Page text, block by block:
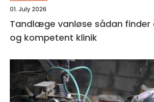
01. July 2026
Tandlæge vanløse sådan finder du en tryg
og kompetent klinik